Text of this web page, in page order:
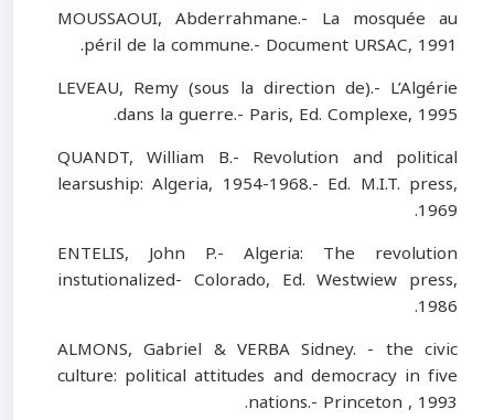
MOUSSAOUI, Abderrahmane.- La mosquée au
péril de la commune.- Document URSAC, 1991.
LEVEAU, Remy (sous la direction de).- L’Algérie
dans la guerre.- Paris, Ed. Complexe, 1995.
QUANDT, William B.- Revolution and political
learsuship: Algeria, 1954-1968.- Ed. M.I.T. press,
1969.
ENTELIS, John P.- Algeria: The revolution
instutionalized- Colorado, Ed. Westwiew press,
1986.
ALMONS, Gabriel & VERBA Sidney. - the civic
culture: political attitudes and democracy in five
nations.- Princeton , 1993.